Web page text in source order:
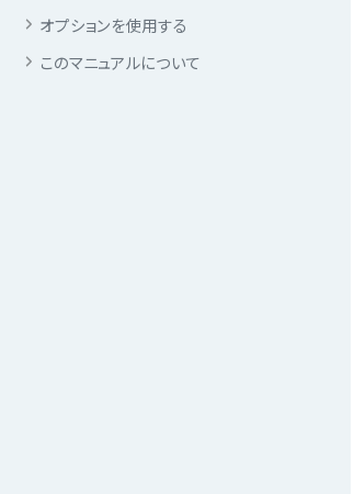
オプションを使用する
このマニュアルについて